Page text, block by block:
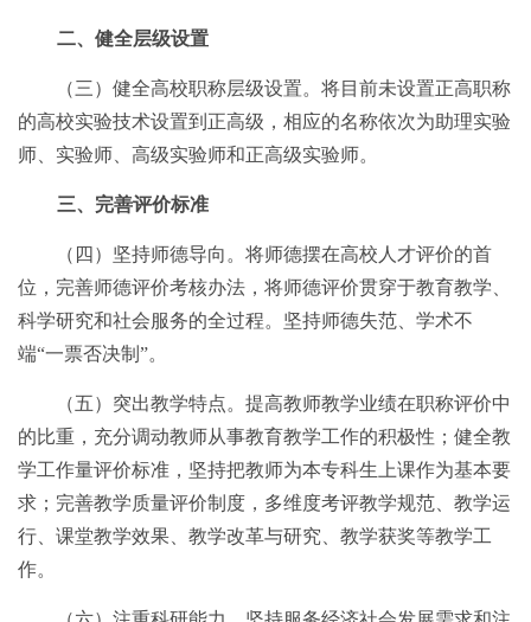
二、健全层级设置
（三）健全高校职称层级设置。将目前未设置正高职称
的高校实验技术设置到正高级，相应的名称依次为助理实验
师、实验师、高级实验师和正高级实验师。
三、完善评价标准
（四）坚持师德导向。将师德摆在高校人才评价的首
位，完善师德评价考核办法，将师德评价贯穿于教育教学、
科学研究和社会服务的全过程。坚持师德失范、学术不
端“一票否决制”。
（五）突出教学特点。提高教师教学业绩在职称评价中
的比重，充分调动教师从事教育教学工作的积极性；健全教
学工作量评价标准，坚持把教师为本专科生上课作为基本要
求；完善教学质量评价制度，多维度考评教学规范、教学运
行、课堂教学效果、教学改革与研究、教学获奖等教学工
作。